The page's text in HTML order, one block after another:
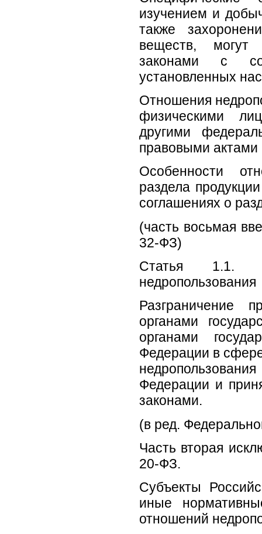
изучением и
также
веществ, могут
законами с
установленных
Отношения
физическими
другими
правовыми
Особенности
раздела
соглашениях о
(часть восьмая
32-ФЗ)
Статья 1.1.
недропользования
Разграничение
органами
органами
Федерации в
Федерации и
законами.
(в ред.
Часть вторая
20-ФЗ.
Субъекты
иные
отношений